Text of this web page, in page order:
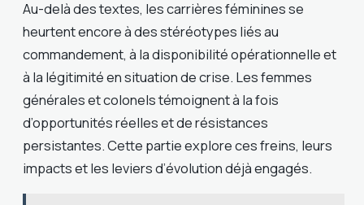
Au-delà des textes, les carrières féminines se
heurtent encore à des stéréotypes liés au
commandement, à la disponibilité opérationnelle et
à la légitimité en situation de crise. Les femmes
générales et colonels témoignent à la fois
d’opportunités réelles et de résistances
persistantes. Cette partie explore ces freins, leurs
impacts et les leviers d’évolution déjà engagés.